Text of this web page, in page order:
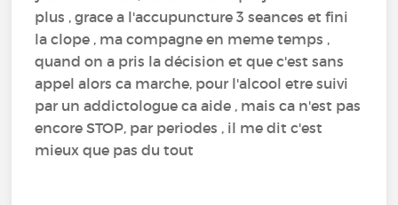
plus , grace a l'accupuncture 3 seances et fini
la clope , ma compagne en meme temps ,
quand on a pris la décision et que c'est sans
appel alors ca marche, pour l'alcool etre suivi
par un addictologue ca aide , mais ca n'est pas
encore STOP, par periodes , il me dit c'est
mieux que pas du tout